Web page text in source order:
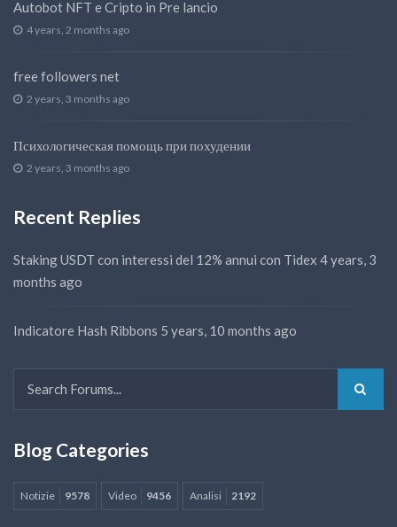
Autobot NFT e Cripto in Pre lancio
4 years, 2 months ago
free followers net
2 years, 3 months ago
Психологическая помощь при похудении
2 years, 3 months ago
Recent Replies
Staking USDT con interessi del 12% annui con Tidex 4 years, 3
months ago
Indicatore Hash Ribbons 5 years, 10 months ago
Blog Categories
Notizie 9578 Video 9456 Analisi 2192